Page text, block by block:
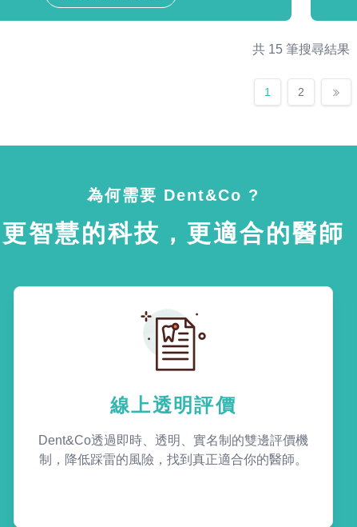
共 15 筆搜尋結果
1 2
為何需要 Dent&Co ?
更智慧的科技，更適合的醫師
線上透明評價
Dent&Co透過即時、透明、實名制的雙邊評價機
制，降低踩雷的風險，找到真正適合你的醫師。